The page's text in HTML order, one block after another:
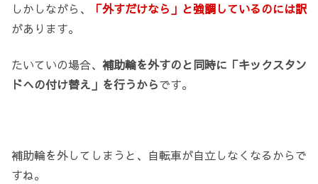
しかしながら、
「外すだけなら」と強調しているのには訳
があります。
たいていの場合、 補助輪を外すのと同時に「キックスタン
ドへの付け替え」を行うからです。
補助輪を外してしまうと、自転車が自立しなくなるからで
すね。